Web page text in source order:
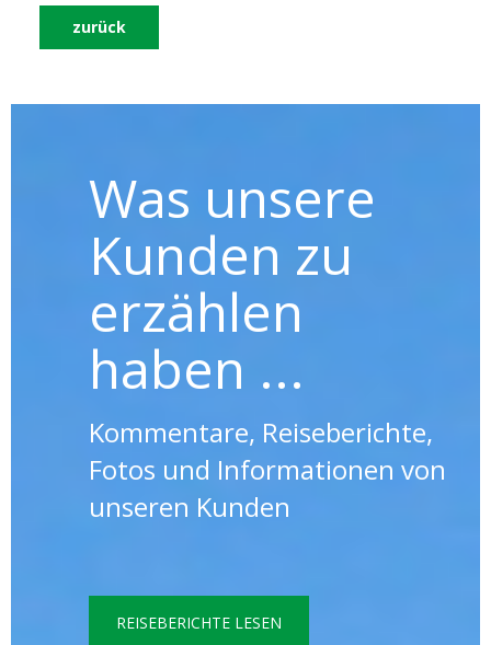
zurück
Was unsere
Kunden zu
erzählen
haben ...
Kommentare, Reiseberichte,
Fotos und Informationen von
unseren Kunden
REISEBERICHTE LESEN